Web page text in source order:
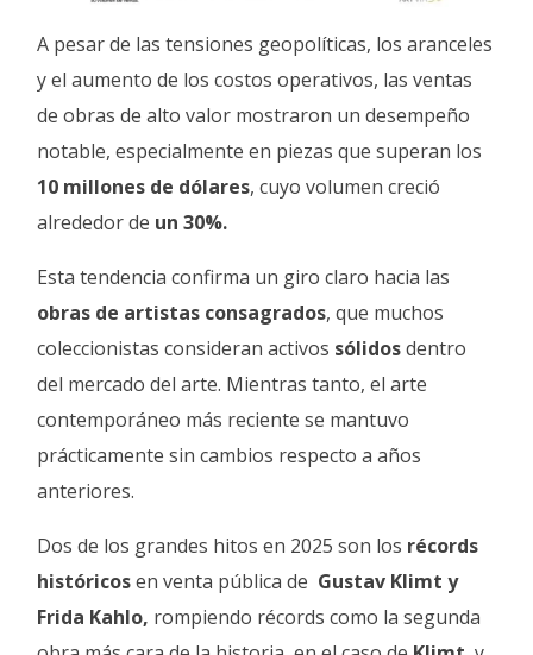
A pesar de las tensiones geopolíticas, los aranceles
y el aumento de los costos operativos, las ventas
de obras de alto valor mostraron un desempeño
notable, especialmente en piezas que superan los
10 millones de dólares, cuyo volumen creció
alrededor de un 30%.
Esta tendencia confirma un giro claro hacia las
obras de artistas consagrados, que muchos
coleccionistas consideran activos sólidosdentro
del mercado del arte. Mientras tanto, el arte
contemporáneo más reciente se mantuvo
prácticamente sin cambios respecto a años
anteriores.
Dos de los grandes hitos en 2025 son los récords
históricosen venta pública de Gustav Klimt y
Frida Kahlo, rompiendo récords como la segunda